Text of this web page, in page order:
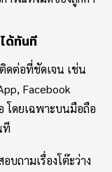
ด้ทันที
ดต่อที่ชัดเจน เช่น
Facebook
โดยเฉพาะบนมือถือ
ที
บถามเรื่องโต๊ะว่าง